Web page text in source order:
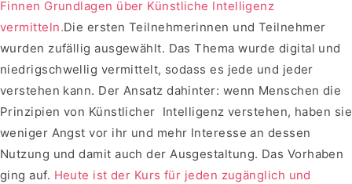
Finnen Grundlagen über Künstliche Intelligenz
vermitteln.Die ersten Teilnehmerinnen und Teilnehmer
wurden zufällig ausgewählt. Das Thema wurde digital und
niedrigschwellig vermittelt, sodass es jede und jeder
verstehen kann. Der Ansatz dahinter: wenn Menschen die
Prinzipien von Künstlicher Intelligenz verstehen, haben sie
weniger Angst vor ihr und mehr Interesse an dessen
Nutzung und damit auch der Ausgestaltung. Das Vorhaben
ging auf. Heute ist der Kurs für jeden zugänglich und